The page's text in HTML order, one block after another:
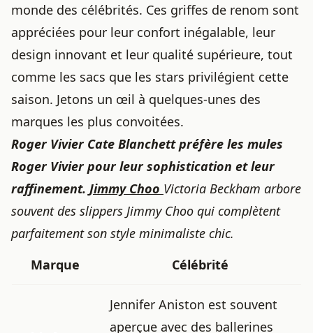
monde des célébrités. Ces griffes de renom sont
appréciées pour leur confort inégalable, leur
design innovant et leur qualité supérieure, tout
comme les sacs que les stars privilégient cette
saison. Jetons un œil à quelques-unes des
marques les plus convoitées.
Roger Vivier Cate Blanchett préfère les mules
Roger Vivier pour leur sophistication et leur
raffinement. Jimmy Choo Victoria Beckham arbore
souvent des slippers Jimmy Choo qui complètent
parfaitement son style minimaliste chic.
Marque
Célébrité
Jennifer Aniston est souvent
aperçue avec des ballerines